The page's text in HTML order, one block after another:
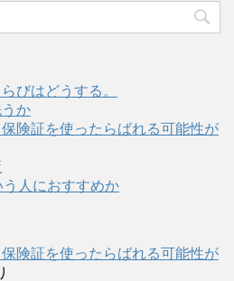
びはどうする。
か
険証を使ったらばれる可能性が
人におすすめか
険証を使ったらばれる可能性が